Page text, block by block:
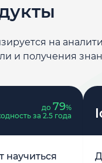
на
и получения
до79%
за 2.5 года
научиться